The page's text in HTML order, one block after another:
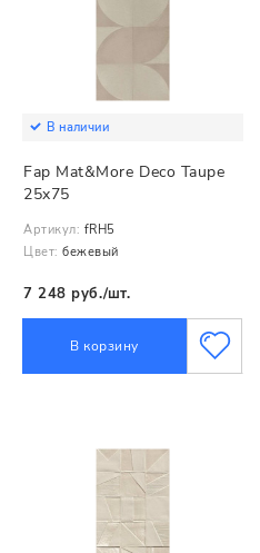
В наличии
Fap Mat&More Deco Taupe
25x75
Артикул: fRH5
Цвет: бежевый
7 248 руб./шт.
В корзину